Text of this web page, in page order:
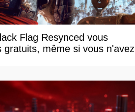
Flag Resynced vous
gratuits, même si vous n'avez